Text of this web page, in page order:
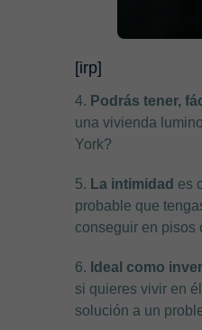
[irp]
4. Podrás tener,
una vivienda
York?
5. La intimidad es
probable que
conseguir en pisos
6. Ideal como
si quieres vivir en
solución a un